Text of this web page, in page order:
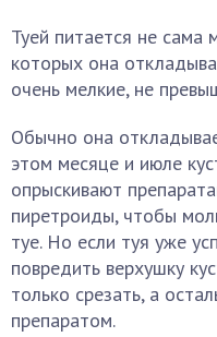
Туей питается не сама
которых она
очень мелкие, не
Обычно она
этом месяце и июле
опрыскивают
пиретроиды, чтобы
туе. Но если туя уже
повредить верхушку
только срезать, а
препаратом.